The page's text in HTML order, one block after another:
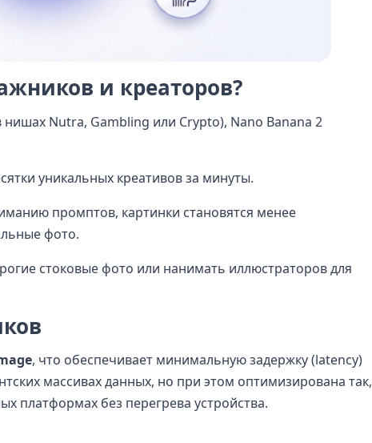
и креаторов?
Nutra, Gambling или Crypto), Nano Banana 2
уникальных креативов за минуты.
промптов, картинки становятся менее
фото.
стоковые фото или нанимать иллюстраторов для
, что обеспечивает минимальную задержку (latency)
массивах данных, но при этом оптимизирована так,
платформах без перегрева устройства.